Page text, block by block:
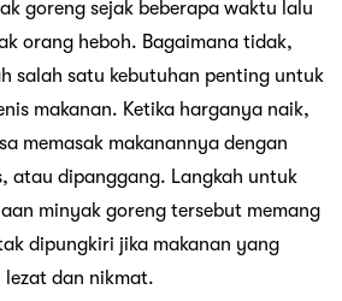
goreng sejak beberapa waktu lalu
orang heboh. Bagaimana tidak,
salah satu kebutuhan penting untuk
makanan. Ketika harganya naik,
memasak makanannya dengan
atau dipanggang. Langkah untuk
minyak goreng tersebut memang
dipungkiri jika makanan yang
dan nikmat.